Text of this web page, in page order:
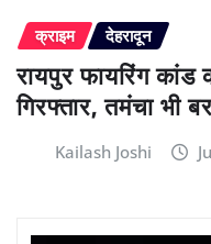
क्राइम देहरादून
रायपुर फायरिंग कांड
गिरफ्तार, तमंचा भी
Kailash Joshi